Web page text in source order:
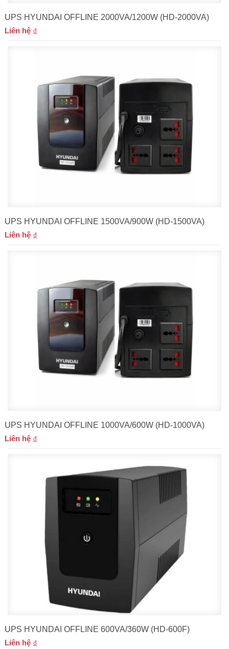
UPS HYUNDAI OFFLINE 2000VA/1200W (HD-2000VA)
Liên hệ
UPS HYUNDAI OFFLINE 1500VA/900W (HD-1500VA)
Liên hệ
UPS HYUNDAI OFFLINE 1000VA/600W (HD-1000VA)
Liên hệ
UPS HYUNDAI OFFLINE 600VA/360W (HD-600F)
Liên hệ